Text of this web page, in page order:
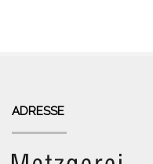
ADRESSE